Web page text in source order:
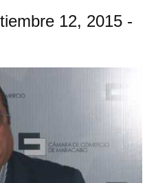
12, 2015 -